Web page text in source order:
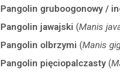
gruboogonowy /
jawajski (Manis
olbrzymi (Manis
pięciopalczasty(